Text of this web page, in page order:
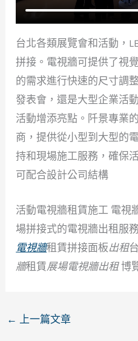
台北各類展覽會和活動，
拼接。電視牆可提供了視
的需求進行快速的尺寸調
發表會，還是大型企業活
活動增添亮點。阡景專業
商，提供從小型到大型的
持和現場施工服務，確保
可配合設計公司結構
活動電視牆租賃施工 電視
場拼接式的電視牆出租服
電視牆租賃拼接面板出租
牆租賃展場電視牆出租博
← 上一篇文章